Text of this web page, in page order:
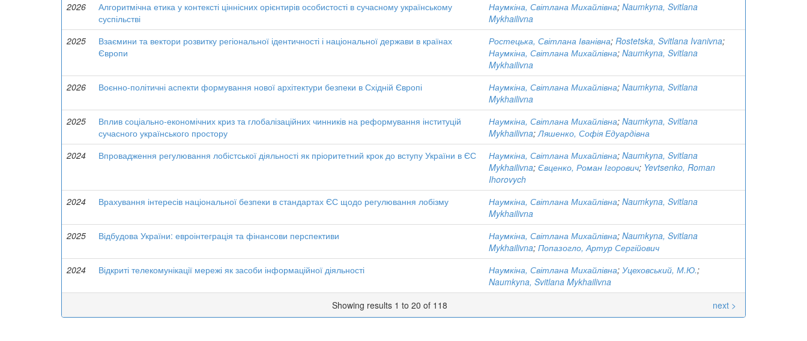
2026
Алгоритмічна етика у контексті ціннісних орієнтирів особистості в сучасному українському
суспільстві
Наумкіна, Світлана Михайлівна; Naumkyna, Svitlana
Mykhailivna
2025
Взаємини та вектори розвитку регіональної ідентичності і національної держави в країнах
Європи
Ростецька, Світлана Іванівна; Rostetska, Svitlana Ivanivna;
Наумкіна, Світлана Михайлівна; Naumkyna, Svitlana
Mykhailivna
2026
Воєнно-політичні аспекти формування нової архітектури безпеки в Східній Європі Наумкіна, Світлана Михайлівна; Naumkyna, Svitlana
Mykhailivna
2025
Вплив соціально-економічних криз та глобалізаційних чинників на реформування інституцій
сучасного українського простору
Наумкіна, Світлана Михайлівна; Naumkyna, Svitlana
Mykhailivna;Ляшенко, Софія Едуардівна
2024
Впровадження регулювання лобістської діяльності як пріоритетний крок до вступу України в ЄС Наумкіна, Світлана Михайлівна; Naumkyna, Svitlana
Mykhailivna; Євценко, Роман Ігорович; Yevtsenko, Roman
Ihorovych
2024
Врахування інтересів національної безпеки в стандартах ЄС щодо регулювання лобізму Наумкіна, Світлана Михайлівна; Naumkyna, Svitlana
Mykhailivna
2025
Відбудова України: евроінтеграція та фінансови перспективи Наумкіна, Світлана Михайлівна; Naumkyna, Svitlana
Mykhailivna; Попазогло, Артур Сергійович
2024
Відкриті телекомунікації мережі як засоби інформаційної діяльності Наумкіна, Світлана Михайлівна; Уцеховський, М.Ю.;
Naumkyna, Svitlana Mykhailivna
Showing results 1 to 20 of 118
next >